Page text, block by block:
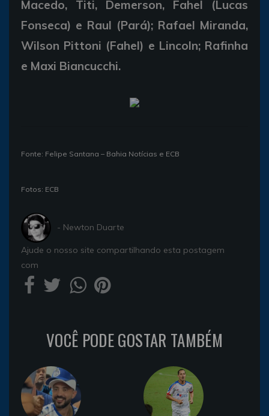
Macedo, Titi, Demerson, Fahel (Lucas
Fonseca) e Raul (Pará); Rafael Miranda,
Wilson Pittoni (Fahel) e Lincoln; Rafinha
e Maxi Biancucchi.
Fonte: Felipe Santana – Bahia Notícias e ECB
Fotos: ECB
- Newton Duarte
Ajude o nosso site compartilhando esta postagem
com
VOCÊ PODE GOSTAR TAMBÉM